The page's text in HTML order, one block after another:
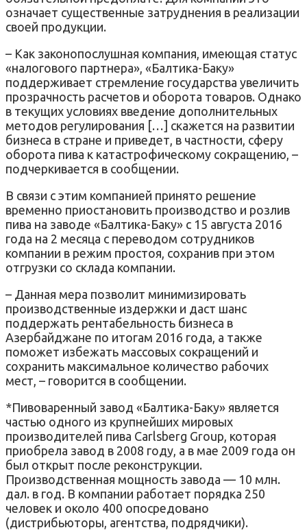
означает существенные затруднения в реализации
своей продукции.
– Как законопослушная компания, имеющая статус
«налогового партнера», «Балтика-Баку»
поддерживает стремление государства увеличить
прозрачность расчетов и оборота товаров. Однако
в текущих условиях введение дополнительных
методов регулирования […] скажется на развитии
бизнеса в стране и приведет, в частности, сферу
оборота пива к катастрофическому сокращению, –
подчеркивается в сообщении.
В связи с этим компанией принято решение
временно приостановить производство и розлив
пива на заводе «Балтика-Баку» с 15 августа 2016
года на 2 месяца с переводом сотрудников
компании в режим простоя, сохранив при этом
отгрузки со склада компании.
– Данная мера позволит минимизировать
производственные издержки и даст шанс
поддержать рентабельность бизнеса в
Азербайджане по итогам 2016 года, а также
поможет избежать массовых сокращений и
сохранить максимальное количество рабочих
мест, – говорится в сообщении.
*Пивоваренный завод «Балтика-Баку» является
частью одного из крупнейших мировых
производителей пива Carlsberg Group, которая
приобрела завод в 2008 году, а в мае 2009 года он
был открыт после реконструкции.
Производственная мощность завода — 10 млн.
дал. в год. В компании работает порядка 250
человек и около 400 опосредовано
(дистрибьюторы, агентства, подрядчики).